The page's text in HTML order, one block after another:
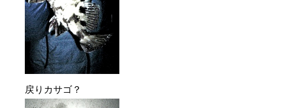
戻りカサゴ？